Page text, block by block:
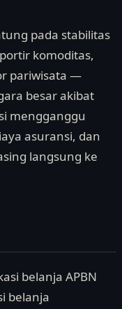
pada stabilitas
komoditas,
pariwisata —
besar akibat
mengganggu
asuransi, dan
langsung ke
belanja APBN
belanja